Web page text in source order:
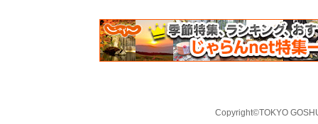
Copyright©TOKYO